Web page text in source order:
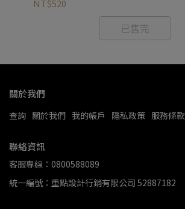
NT$520
已售完
關於我們
查詢 關於我們 我的帳戶 隱私政策 服務條款
聯絡資訊
客服專線：0800588089
統一編號：重點設計行銷有限公司 52887182